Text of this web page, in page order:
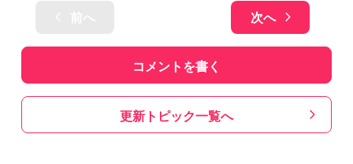
次へ
コメントを書く
更新トピック一覧へ